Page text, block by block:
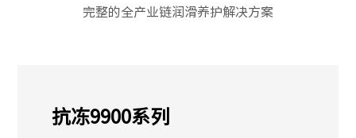
其他行业
完整的全产业链润滑养护解决方案
抗冻9900系列